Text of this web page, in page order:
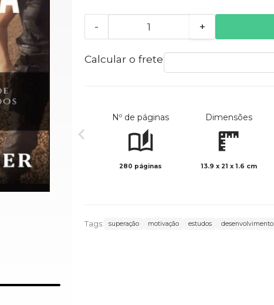
- +
Calcular o frete
Nº de páginas
280 páginas
Dimensões
13.9 x 21 x 1.6 cm
Tags: superação motivação estudos desenvolvimento